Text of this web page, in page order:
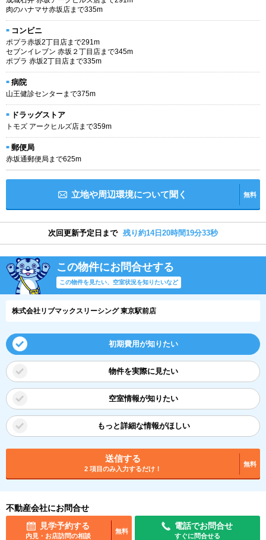
肉のハナマサ赤坂店まで335m
コンビニ
ポプラ赤坂2丁目店まで291m
セブンイレブン 赤坂２丁目店まで345m
ポプラ 赤坂2丁目店まで335m
病院
山王健診センターまで375m
ドラッグストア
トモズ アークヒルズ店まで359m
郵便局
赤坂通郵便局まで625m
立地や周辺環境について聞く 無料
次回更新予定日まで 残り約14日20時間19分32秒
この物件にお問合せする
この物件を見たい、空室状況を知りたいなど
株式会社リブマックスリーシング 東京駅前店
初期費用が知りたい
物件を実際に見たい
空室情報が知りたい
もっと詳細な情報がほしい
送信する
2 項目のみ入力するだけ！
無料
不動産会社にお問合せ
見学予約する
内見・お店訪問の相談
無料
電話でお問合せ
すぐに問合せる